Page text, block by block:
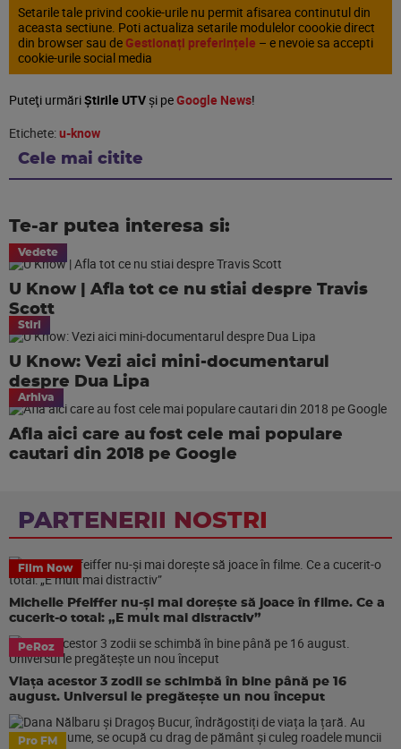
Setarile tale privind cookie-urile nu permit afisarea continutul din
aceasta sectiune. Poti actualiza setarile modulelor coookie direct
din browser sau de Gestionați preferințele – e nevoie sa accepti
cookie-urile social media
Puteţi urmăriȘtirile UTVşi peGoogle News!
Etichete:u-know
Cele mai citite
Te-ar putea interesa si:
Vedete
U Know | Afla tot ce nu stiai despre Travis
Scott
Stiri
U Know: Vezi aici mini-documentarul
despre Dua Lipa
Arhiva
Afla aici care au fost cele mai populare
cautari din 2018 pe Google
PARTENERII NOSTRI
Film Now
Michelle Pfeiffer nu-și mai dorește să joace în filme. Ce a
cucerit-o total: „E mult mai distractiv”
PeRoz
Viața acestor 3 zodii se schimbă în bine până pe 16
august. Universul le pregătește un nou început
Pro FM